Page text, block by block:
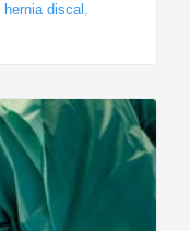
hernia discal ,